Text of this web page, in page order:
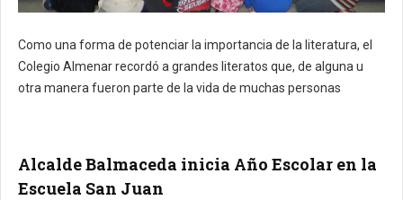
Como una forma de potenciar la importancia de la literatura, el
Colegio Almenar recordó a grandes literatos que, de alguna u
otra manera fueron parte de la vida de muchas personas
Alcalde Balmaceda inicia Año Escolar en la
Escuela San Juan